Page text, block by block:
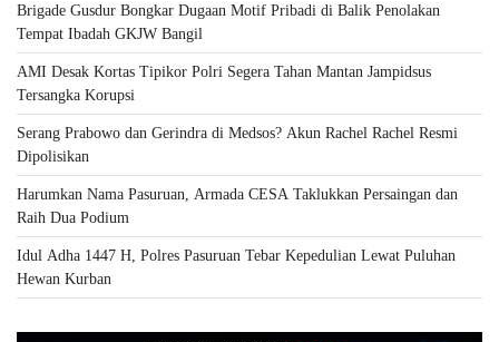
Brigade Gusdur Bongkar Dugaan Motif Pribadi di Balik Penolakan
Tempat Ibadah GKJW Bangil
AMI Desak Kortas Tipikor Polri Segera Tahan Mantan Jampidsus
Tersangka Korupsi
Serang Prabowo dan Gerindra di Medsos? Akun Rachel Rachel Resmi
Dipolisikan
Harumkan Nama Pasuruan, Armada CESA Taklukkan Persaingan dan
Raih Dua Podium
Idul Adha 1447 H, Polres Pasuruan Tebar Kepedulian Lewat Puluhan
Hewan Kurban